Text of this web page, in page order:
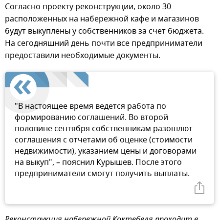
Согласно проекту реконструкции, около 30
расположенных на набережной кафе и магазинов
будут выкуплены у собственников за счет бюджета.
На сегодняшний день почти все предприниматели
предоставили необходимые документы.
"В настоящее время ведется работа по
формированию соглашений. Во второй
половине сентября собственникам разошлют
соглашения с отчетами об оценке (стоимости
недвижимости), указанием цены и договорами
на выкуп", – пояснил Курышев. После этого
предприниматели смогут получить выплаты.